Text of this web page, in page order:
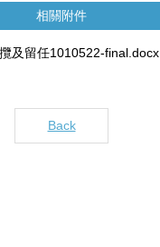
相關附件
及留任1010522-final.docx
Back